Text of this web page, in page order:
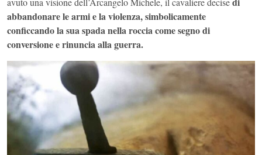
abbandonare le armi e la violenza, simbolicamente
conficcando la sua spada nella roccia come segno di
conversione e rinuncia alla guerra.